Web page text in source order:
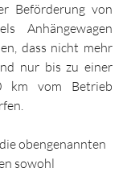
Beförderung von
Anhängewagen
dass nicht mehr
nur bis zu einer
km vom Betrieb
obengenannten
sowohl